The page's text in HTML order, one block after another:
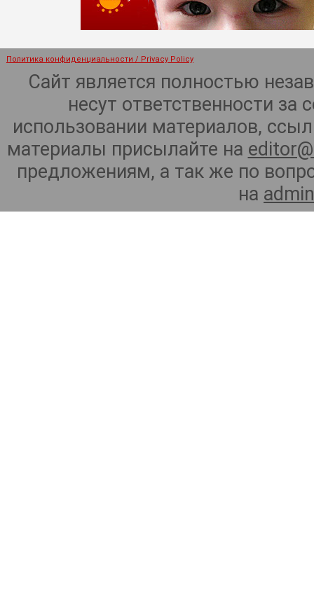
Политика конфиденциальности / Privacy Policy
Сайт является полностью
несут ответственности
использовании материалов,
материалы присылайте на
предложениям, а так же по
на